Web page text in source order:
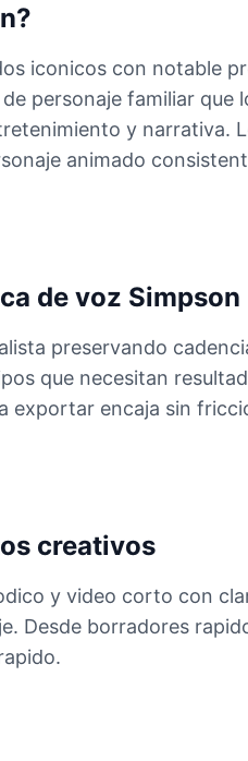
iconicos con notable
personaje familiar que
y narrativa.
animado
de voz Simpson
preservando
que necesitan
encaja sin
creativos
y video corto con
Desde borradores